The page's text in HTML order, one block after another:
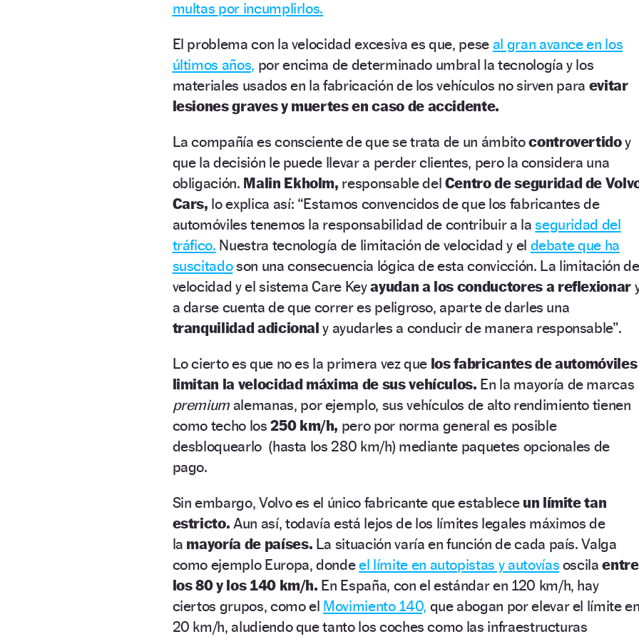
multas por incumplirlos.
El problema con la velocidad excesiva es que, pese al gran avance en los
últimos años, por encima de determinado umbral la tecnología y los
materiales usados en la fabricación de los vehículos no sirven para evitar
lesiones graves y muertes en caso de accidente.
La compañía es consciente de que se trata de un ámbitocontrovertidoy
que la decisión le puede llevar a perder clientes, pero la considera una
obligación. Malin Ekholm, responsable del Centro de seguridad de
Cars, lo explica así: “Estamos convencidos de que los fabricantes de
automóviles tenemos la responsabilidad de contribuir a laseguridad del
tráfico. Nuestra tecnología de limitación de velocidad y el debate que ha
suscitadoson una consecuencia lógica de esta convicción. La limitación de
velocidad y el sistema Care Keyayudan a los conductores a reflexionar
a darse cuenta de que correr es peligroso, aparte de darles una
tranquilidad adicional y ayudarles a conducir de manera responsable”.
Lo cierto es que no es la primera vez que los fabricantes de automóviles
limitan la velocidad máxima de sus vehículos. En la mayoría de marcas
premium alemanas, por ejemplo, sus vehículos de alto rendimiento tienen
como techo los250 km/h, pero por norma general es posible
desbloquearlo (hasta los 280 km/h) mediante paquetes opcionales de
pago.
Sin embargo, Volvo es el único fabricante que estableceun límite tan
estricto. Aun así, todavía está lejos de los límites legales máximos de
la mayoría de países. La situación varía en función de cada país. Valga
como ejemplo Europa, dondeel límite en autopistas y autovías oscilaentre
los 80 y los 140 km/h. En España, con el estándar en 120 km/h, hay
ciertos grupos, como el Movimiento 140, que abogan por elevar el límite en
20 km/h, aludiendo que tanto los coches como las infraestructuras